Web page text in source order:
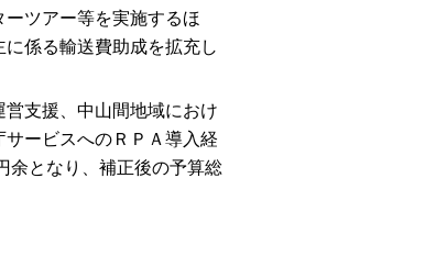
ツアー等を実施するほ
係る輸送費助成を拡充し
支援、中山間地域におけ
ービスへのＲＰＡ導入経
余となり、補正後の予算総